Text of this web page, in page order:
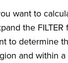
want to
the FILTER
to determine
and within